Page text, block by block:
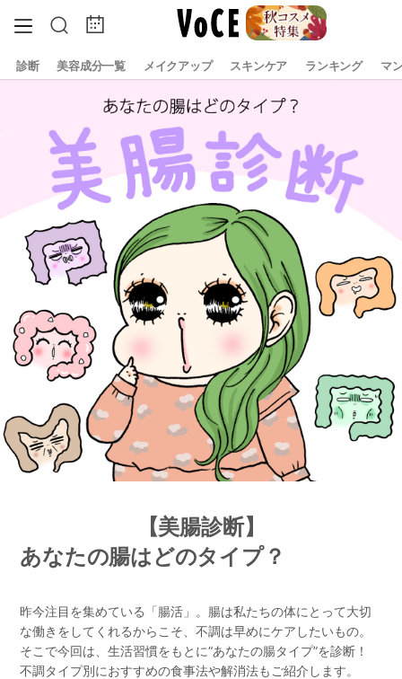
診断 美容成分一覧 メイクアップ スキンケア ランキング マ
【美腸診断】
あなたの腸はどのタイプ？
昨今注目を集めている「腸活」。腸は私たちの体にとって大切
な働きをしてくれるからこそ、不調は早めにケアしたいもの。
そこで今回は、生活習慣をもとに“あなたの腸タイプ”を診断！
不調タイプ別におすすめの食事法や解消法もご紹介します。